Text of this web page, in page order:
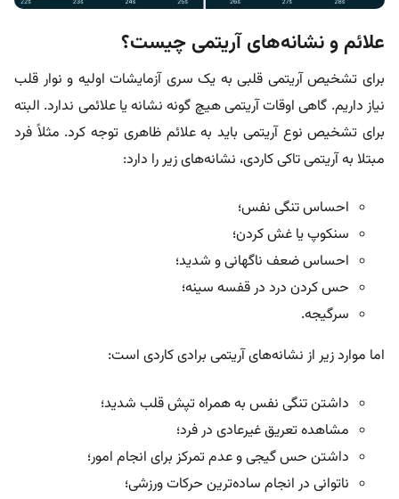
علائم و نشانه‌های آریتمی چیست؟
برای تشخیص آریتمی قلبی به یک سری آزمایشات اولیه و نوار قلب
نیاز داریم. گاهی اوقات آریتمی هیچ گونه نشانه یا علائمی ندارد. البته
برای تشخیص نوع آریتمی باید به علائم ظاهری توجه کرد. مثلاً فرد
مبتلا به آریتمی تاکی کاردی، نشانه‌های زیر را دارد:
احساس تنگی نفس؛
سنکوپ یا غش کردن؛
احساس ضعف ناگهانی و شدید؛
حس کردن درد در قفسه سینه؛
سرگیجه.
اما موارد زیر از نشانه‌های آریتمی برادی کاردی است:
داشتن تنگی نفس به همراه تپش قلب شدید؛
مشاهده تعریق غیرعادی در فرد؛
داشتن حس گیجی و عدم تمرکز برای انجام امور؛
ناتوانی در انجام ساده‌ترین حرکات ورزشی؛